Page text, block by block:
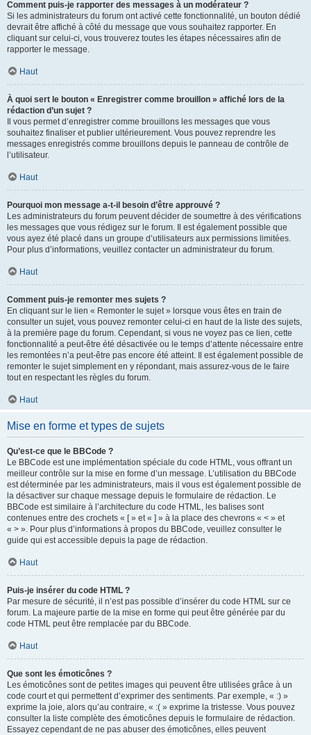
Comment puis-je rapporter des messages à un modérateur ?
Si les administrateurs du forum ont activé cette fonctionnalité, un bouton dédié
devrait être affiché à côté du message que vous souhaitez rapporter. En
cliquant sur celui-ci, vous trouverez toutes les étapes nécessaires afin de
rapporter le message.
Haut
À quoi sert le bouton « Enregistrer comme brouillon » affiché lors de la
rédaction d’un sujet ?
Il vous permet d’enregistrer comme brouillons les messages que vous
souhaitez finaliser et publier ultérieurement. Vous pouvez reprendre les
messages enregistrés comme brouillons depuis le panneau de contrôle de
l’utilisateur.
Haut
Pourquoi mon message a-t-il besoin d’être approuvé ?
Les administrateurs du forum peuvent décider de soumettre à des vérifications
les messages que vous rédigez sur le forum. Il est également possible que
vous ayez été placé dans un groupe d’utilisateurs aux permissions limitées.
Pour plus d’informations, veuillez contacter un administrateur du forum.
Haut
Comment puis-je remonter mes sujets ?
En cliquant sur le lien « Remonter le sujet » lorsque vous êtes en train de
consulter un sujet, vous pouvez remonter celui-ci en haut de la liste des sujets,
à la première page du forum. Cependant, si vous ne voyez pas ce lien, cette
fonctionnalité a peut-être été désactivée ou le temps d’attente nécessaire entre
les remontées n’a peut-être pas encore été atteint. Il est également possible de
remonter le sujet simplement en y répondant, mais assurez-vous de le faire
tout en respectant les règles du forum.
Haut
Mise en forme et types de sujets
Qu’est-ce que le BBCode ?
Le BBCode est une implémentation spéciale du code HTML, vous offrant un
meilleur contrôle sur la mise en forme d’un message. L’utilisation du BBCode
est déterminée par les administrateurs, mais il vous est également possible de
la désactiver sur chaque message depuis le formulaire de rédaction. Le
BBCode est similaire à l’architecture du code HTML, les balises sont
contenues entre des crochets « [ » et « ] » à la place des chevrons « < » et
« > ». Pour plus d’informations à propos du BBCode, veuillez consulter le
guide qui est accessible depuis la page de rédaction.
Haut
Puis-je insérer du code HTML ?
Par mesure de sécurité, il n’est pas possible d’insérer du code HTML sur ce
forum. La majeure partie de la mise en forme qui peut être générée par du
code HTML peut être remplacée par du BBCode.
Haut
Que sont les émoticônes ?
Les émoticônes sont de petites images qui peuvent être utilisées grâce à un
code court et qui permettent d’exprimer des sentiments. Par exemple, « :) »
exprime la joie, alors qu’au contraire, « :( » exprime la tristesse. Vous pouvez
consulter la liste complète des émoticônes depuis le formulaire de rédaction.
Essayez cependant de ne pas abuser des émoticônes, elles peuvent